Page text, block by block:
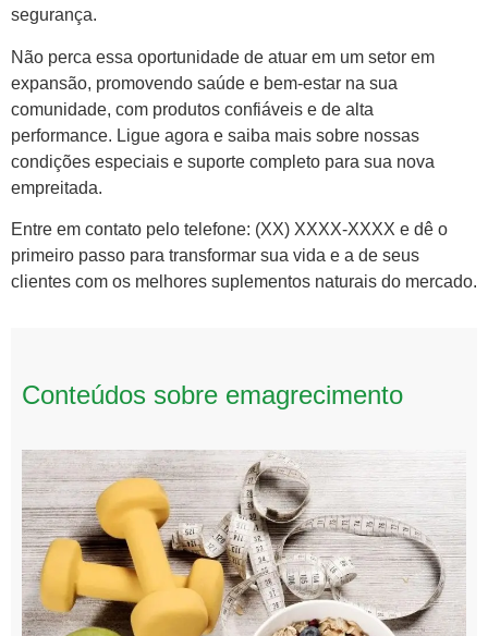
segurança.
Não perca essa oportunidade de atuar em um setor em
expansão, promovendo saúde e bem-estar na sua
comunidade, com produtos confiáveis e de alta
performance. Ligue agora e saiba mais sobre nossas
condições especiais e suporte completo para sua nova
empreitada.
Entre em contato pelo telefone: (XX) XXXX-XXXX e dê o
primeiro passo para transformar sua vida e a de seus
clientes com os melhores suplementos naturais do mercado.
Conteúdos sobre emagrecimento